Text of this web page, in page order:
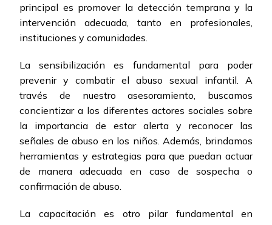
principal es promover la detección temprana y la
intervención adecuada, tanto en profesionales,
instituciones y comunidades.
La sensibilización es fundamental para poder
prevenir y combatir el abuso sexual infantil. A
través de nuestro asesoramiento, buscamos
concientizar a los diferentes actores sociales sobre
la importancia de estar alerta y reconocer las
señales de abuso en los niños. Además, brindamos
herramientas y estrategias para que puedan actuar
de manera adecuada en caso de sospecha o
confirmación de abuso.
La capacitación es otro pilar fundamental en